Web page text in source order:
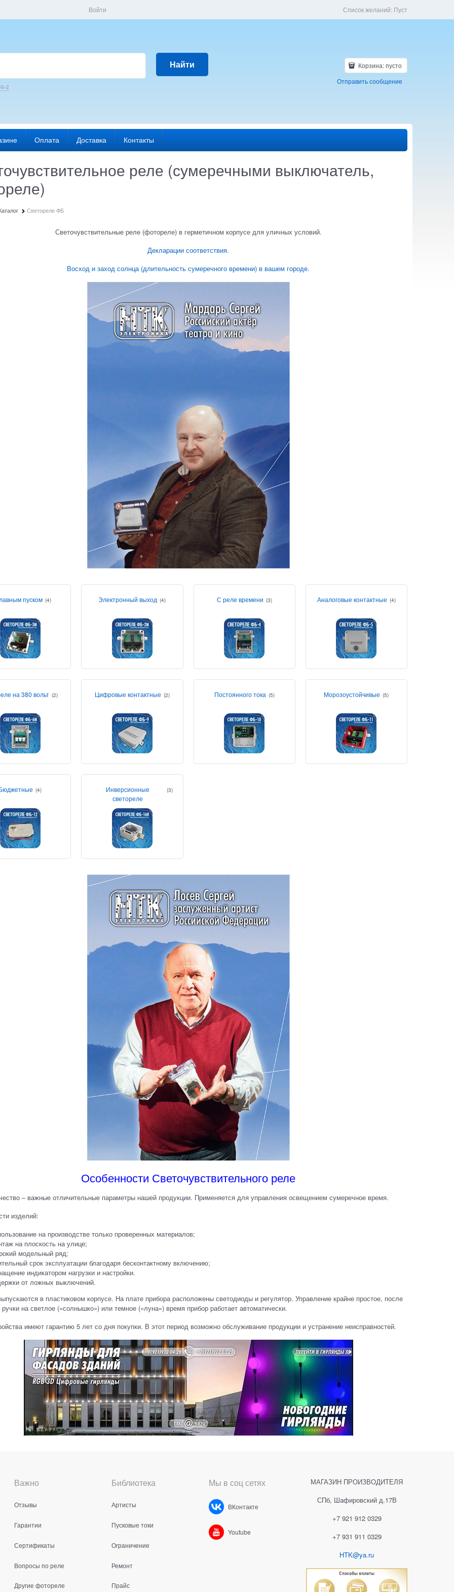
Войти Список желаний: Пуст
2
Найти Корзина:пусто
Отправить сообщение
Оплата Доставка Контакты
реле (сумеречными выключатель,
Светореле ФБ
Светочувствительные реле (фотореле) в герметичном корпусе для уличных условий.
Декларации соответствия.
Восход и заход солнца (длительность сумеречного времени) в вашем городе.
пуском (4) Электронный выход (4) С реле времени (3) Аналоговые контактные (4)
на 380 вольт (2) Цифровые контактные (2) Постоянного тока (5) Морозоустойчивые (5)
(4)
Инверсионные
светореле
(3)
Особенности Светочувствительного реле
– важные отличительные параметры нашей продукции. Применяется для управления освещением сумеречное время.
изделий:
на производстве только проверенных материалов;
на плоскость на улице;
модельный ряд;
срок эксплуатации благодаря бесконтактному включению;
индикатором нагрузки и настройки.
от ложных выключений.
в пластиковом корпусе. На плате прибора расположены светодиоды и регулятор. Управление крайне простое, после
ручки на светлое («солнышко») или темное («луна») время прибор работает автоматически.
имеют гарантию 5 лет со дня покупки. В этот период возможно обслуживание продукции и устранение неисправностей.
Важно
Отзывы
Гарантии
Сертификаты
Вопросы по реле
Другие фотореле
Библиотека
Артисты
Пусковые токи
Ограничение
Ремонт
Прайс
Мы в соц сетях
ВКонтакте
Youtube
МАГАЗИН ПРОИЗВОДИТЕЛЯ
СПб, Шафировский д.17В
+7 921 912 0329
+7 931 911 0329
HTK@ya.ru